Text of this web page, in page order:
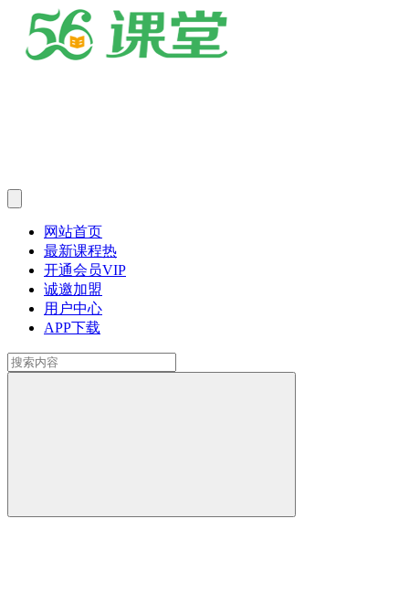
网站首页
最新课程热
开通会员VIP
诚邀加盟
用户中心
APP下载